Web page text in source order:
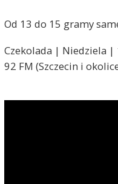
Od 13 do 15 gramy
Czekolada | Niedziela |
92 FM (Szczecin i